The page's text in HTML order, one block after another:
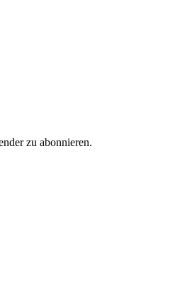
zu abonnieren.